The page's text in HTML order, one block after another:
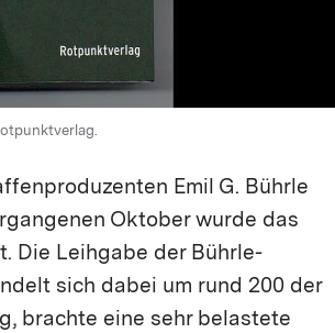
Emil G. Bührle
Oktober wurde das
Die Leihgabe der Bührle-
sich dabei um rund 200 der
brachte eine sehr belastete